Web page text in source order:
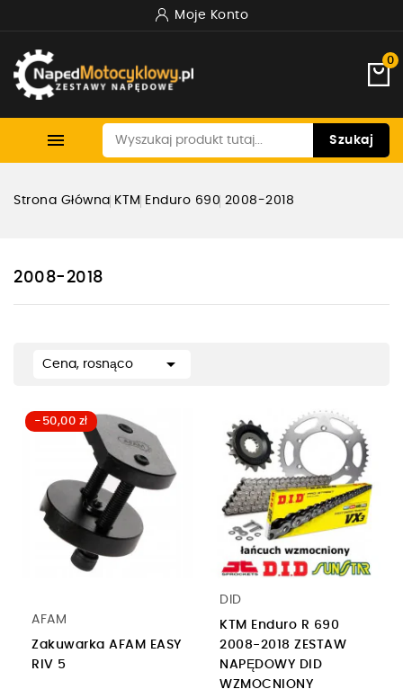
Moje Konto
0
 Szukaj
Strona Główna KTM Enduro 690 2008-2018
2008-2018
Cena, rosnąco 
-50,00 zł
AFAM
Zakuwarka AFAM EASY
RIV 5
DID
KTM Enduro R 690
2008-2018 ZESTAW
NAPĘDOWY DID
WZMOCNIONY